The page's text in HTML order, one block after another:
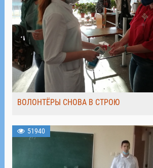
ВОЛОНТЁРЫ СНОВА В СТРОЮ
51940